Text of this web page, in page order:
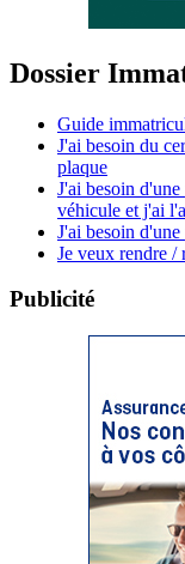
Dossier
Guide
J'ai besoin du
plaque
J'ai besoin
véhicule et j'ai
J'ai besoin
Je veux rendre /
Publicité